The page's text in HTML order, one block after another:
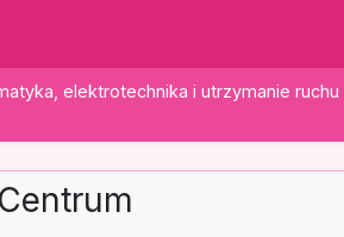
elektrotechnika i utrzymanie ruchu